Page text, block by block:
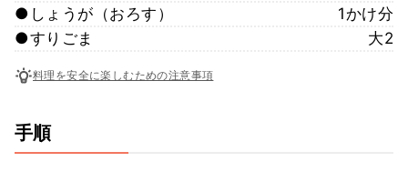
●しょうが（おろす）
1かけ分
●すりごま
大2
料理を安全に楽しむための注意事項
手順